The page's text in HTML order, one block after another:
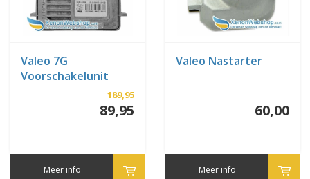
Valeo 7G
Voorschakelunit
189,95
89,95
Meer info
Valeo Nastarter
60,00
Meer info